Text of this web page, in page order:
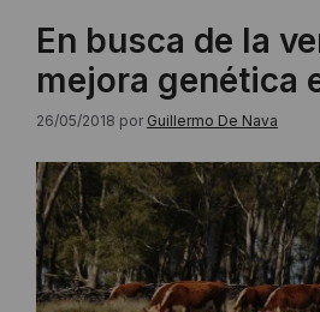
En busca de la
mejora genética
26/05/2018 por Guillermo De Nava